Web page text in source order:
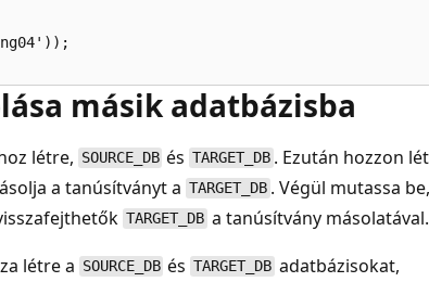
másik adatbázisba
létre, SOURCE_DB és TARGET_DB . Ezután hozzon
a tanúsítványt a TARGET_DB . Végül mutassa be,
TARGET_DB a tanúsítvány másolatával.
létre a SOURCE_DB és TARGET_DB adatbázisokat,